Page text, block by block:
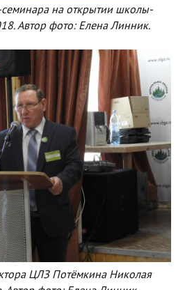
на открытии школы-
Автор фото: Елена Линник.
ЦЛЗ Потёмкина Николая